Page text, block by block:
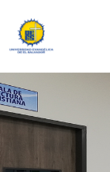
Communities &
All of DSpace